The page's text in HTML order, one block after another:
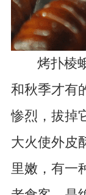
烤扑棱
和秋季才有
惨烈，拔掉
大火使外皮
里嫩，有一